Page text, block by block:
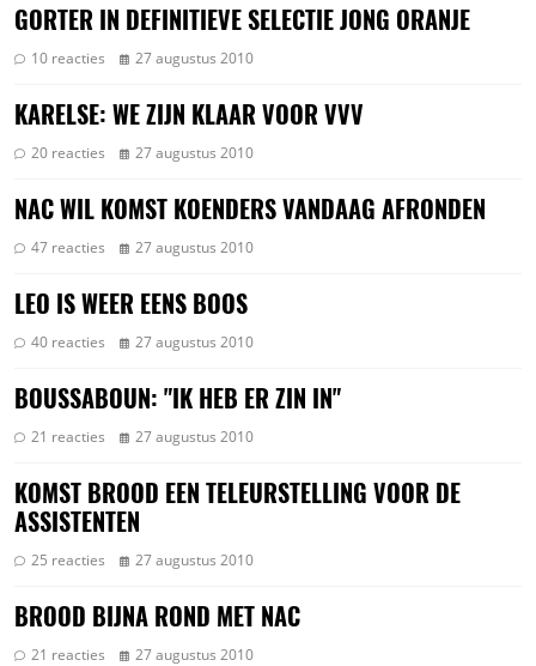
GORTER IN DEFINITIEVE SELECTIE JONG ORANJE
10 reacties 27 augustus 2010
KARELSE: WE ZIJN KLAAR VOOR VVV
20 reacties 27 augustus 2010
NAC WIL KOMST KOENDERS VANDAAG AFRONDEN
47 reacties 27 augustus 2010
LEO IS WEER EENS BOOS
40 reacties 27 augustus 2010
BOUSSABOUN: "IK HEB ER ZIN IN"
21 reacties 27 augustus 2010
KOMST BROOD EEN TELEURSTELLING VOOR DE
ASSISTENTEN
25 reacties 27 augustus 2010
BROOD BIJNA ROND MET NAC
21 reacties 27 augustus 2010